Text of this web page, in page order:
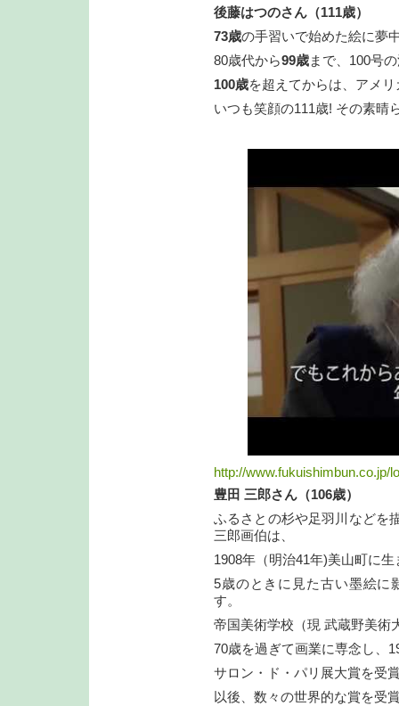
後藤はつのさん（111歳）
73歳の手習いで始めた絵に夢
80歳代から99歳まで、100号
100歳を超えてからは、アメ
いつも笑顔の111歳! その素晴
http://www.fukuishimbun.co.jp/
豊田 三郎さん（106歳）
ふるさとの杉や足羽川などを
三郎画伯は、
1908年（明治41年)美山町に生
5歳のときに見た古い墨絵に
す。
帝国美術学校（現 武蔵野美術
70歳を過ぎて画業に専念し、
サロン・ド・パリ展大賞を受
以後、数々の世界的な賞を受